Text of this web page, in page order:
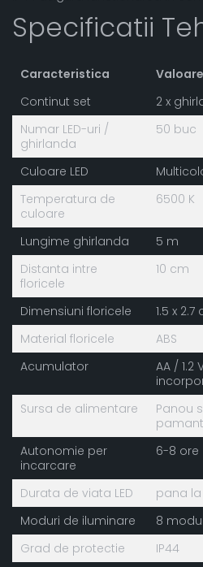
Specificatii
Caracteristica
Valoare
Continut set
2 x
Numar LED-uri /
ghirlanda
50 buc
Culoare LED
Temperatura de
culoare
6500 K
Lungime ghirlanda
5 m
Distanta intre
floricele
10 cm
Dimensiuni floricele
1.5 x 2.7
Material floricele
ABS
Acumulator
AA / 1.2
Sursa de alimentare
Panou
pamant
Autonomie per
incarcare
6-8 ore
Durata de viata LED
pana la
Moduri de iluminare
8
Grad de protectie
IP44